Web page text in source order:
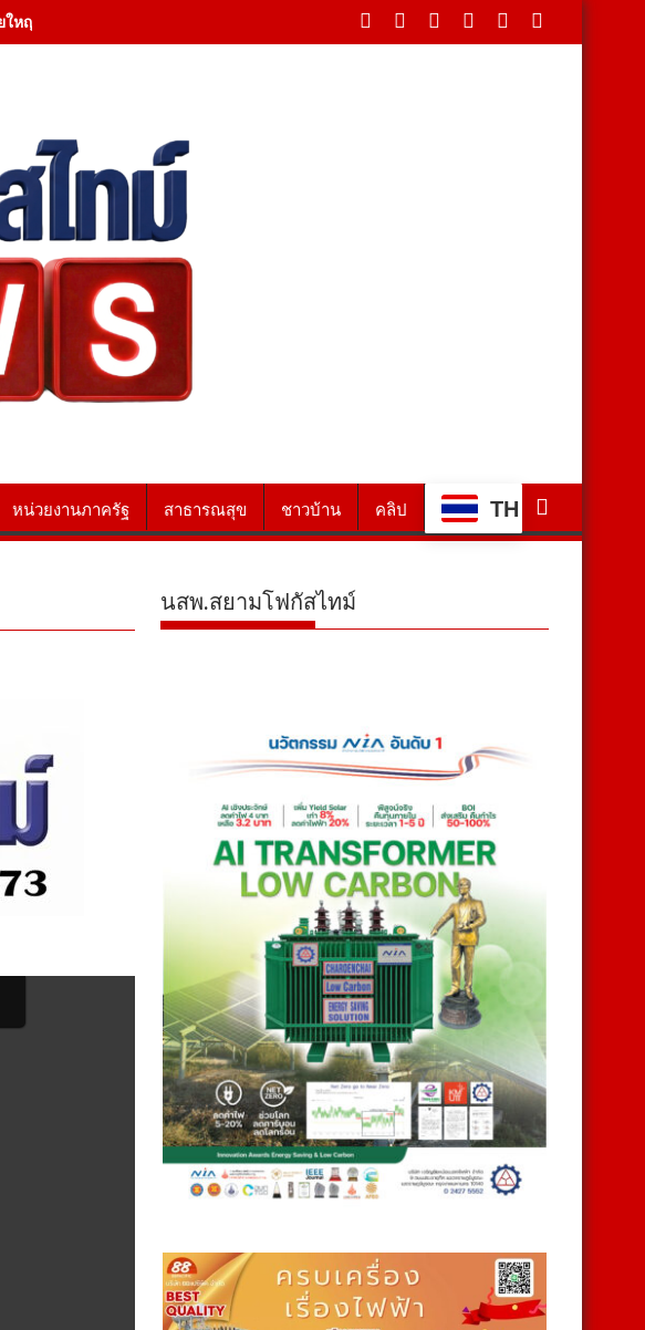
หญ่ ผู้ว่าฯ ชลบุรีเป็นประธานพิธีบ่ายนี้
หน่วยงานภาครัฐ สาธารณสุข ชาวบ้าน คลิป TH
นสพ.สยามโฟกัสไทม์